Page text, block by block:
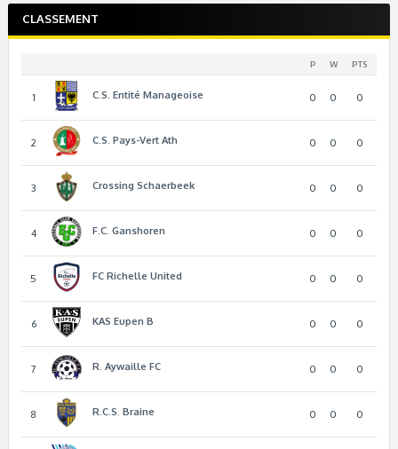
CLASSEMENT
P W PTS
1 C.S. Entité Manageoise 0 0 0
2 C.S. Pays-Vert Ath 0 0 0
3 Crossing Schaerbeek 0 0 0
4 F.C. Ganshoren 0 0 0
5 FC Richelle United 0 0 0
6 KAS Eupen B 0 0 0
7 R. Aywaille FC 0 0 0
8 R.C.S. Braine 0 0 0